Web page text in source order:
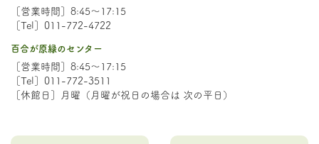
［営業時間］8:45～17:15
［Tel］011-772-4722
百合が原緑のセンター
［営業時間］8:45～17:15
［Tel］011-772-3511
［休館日］月曜（月曜が祝日の場合は 次の平日）